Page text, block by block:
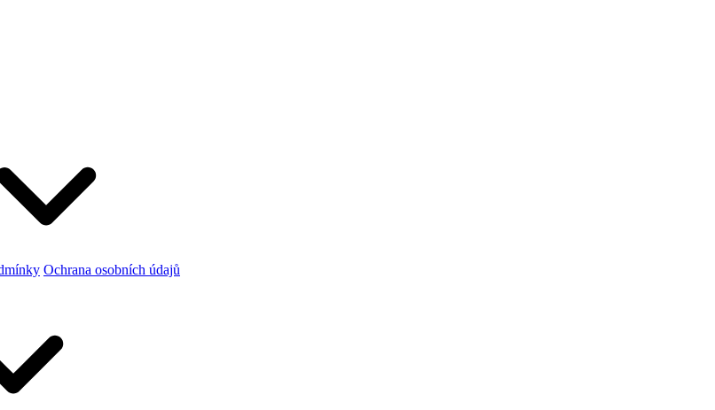
Ochrana osobních údajů